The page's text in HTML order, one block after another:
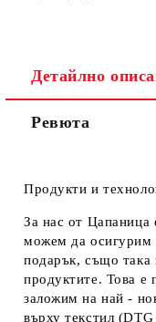
Детайлно
Ревюта
Продукти и
За нас от Цапаница
можем да осигурим
подарък, също
продуктите. Това е
заложим на най -
върху текстил